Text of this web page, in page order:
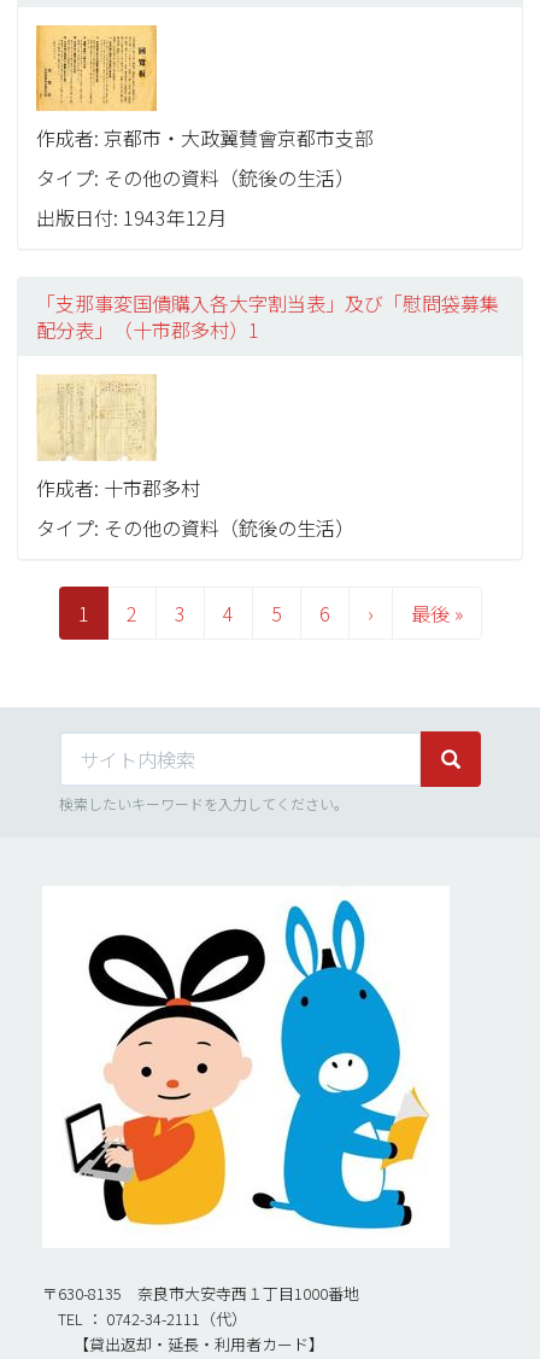
作成者: 京都市・大政翼賛會京都市支部
タイプ: その他の資料（銃後の生活）
出版日付: 1943年12月
「支那事変国債購入各大字割当表」及び「慰問袋募集
配分表」（十市郡多村）1
作成者: 十市郡多村
タイプ: その他の資料（銃後の生活）
カ
レ
ー
ジ
1 Page
2 Page
3 Page
4 Page
5 Page
6
次›
最
最後 »
サイト内検索 サイト内
検索したいキーワードを入力してください。
〒630-8135 奈良市大安寺西１丁目1000番地
TEL ： 0742-34-2111（代）
【貸出返却・延長・利用者カード】